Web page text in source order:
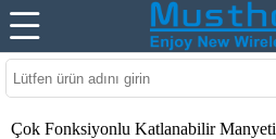
Çok Fonksiyonlu Katlanabilir